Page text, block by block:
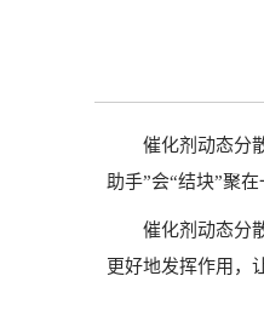
催化剂动态分
助手”会“结块”聚
催化剂动态分
更好地发挥作用，